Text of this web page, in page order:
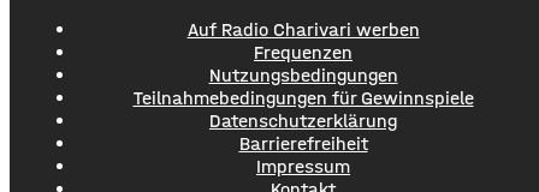
Auf Radio Charivari werben
Frequenzen
Nutzungsbedingungen
Teilnahmebedingungen für Gewinnspiele
Datenschutzerklärung
Barrierefreiheit
Impressum